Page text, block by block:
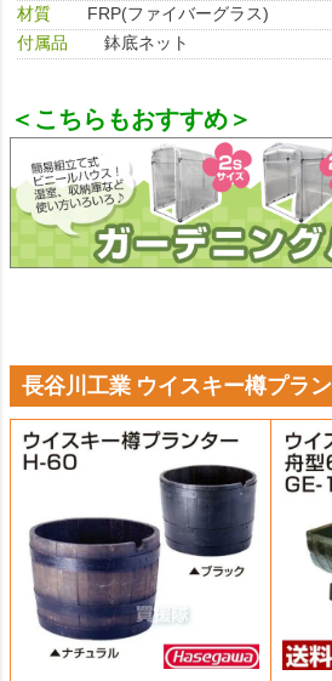
材質
FRP(ファイバーグラス)
付属品
鉢底ネット
＜こちらもおすすめ＞